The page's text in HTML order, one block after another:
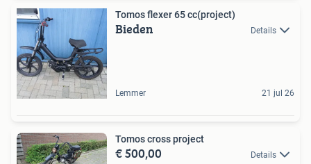
Tomos flexer 65 cc(project)
Bieden Details
Lemmer 21 jul 26
Tomos cross project
€ 500,00 Details